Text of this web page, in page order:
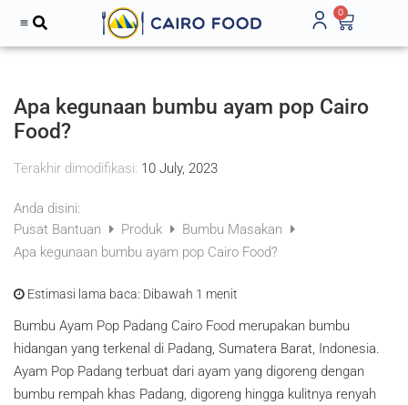
0
Apa kegunaan bumbu ayam pop Cairo
Food?
Terakhir dimodifikasi: 10 July, 2023
Anda disini:
Pusat Bantuan
Produk
Bumbu Masakan
Apa kegunaan bumbu ayam pop Cairo Food?
Estimasi lama baca: Dibawah 1 menit
Bumbu Ayam Pop Padang Cairo Food merupakan bumbu
hidangan yang terkenal di Padang, Sumatera Barat, Indonesia.
Ayam Pop Padang terbuat dari ayam yang digoreng dengan
bumbu rempah khas Padang, digoreng hingga kulitnya renyah